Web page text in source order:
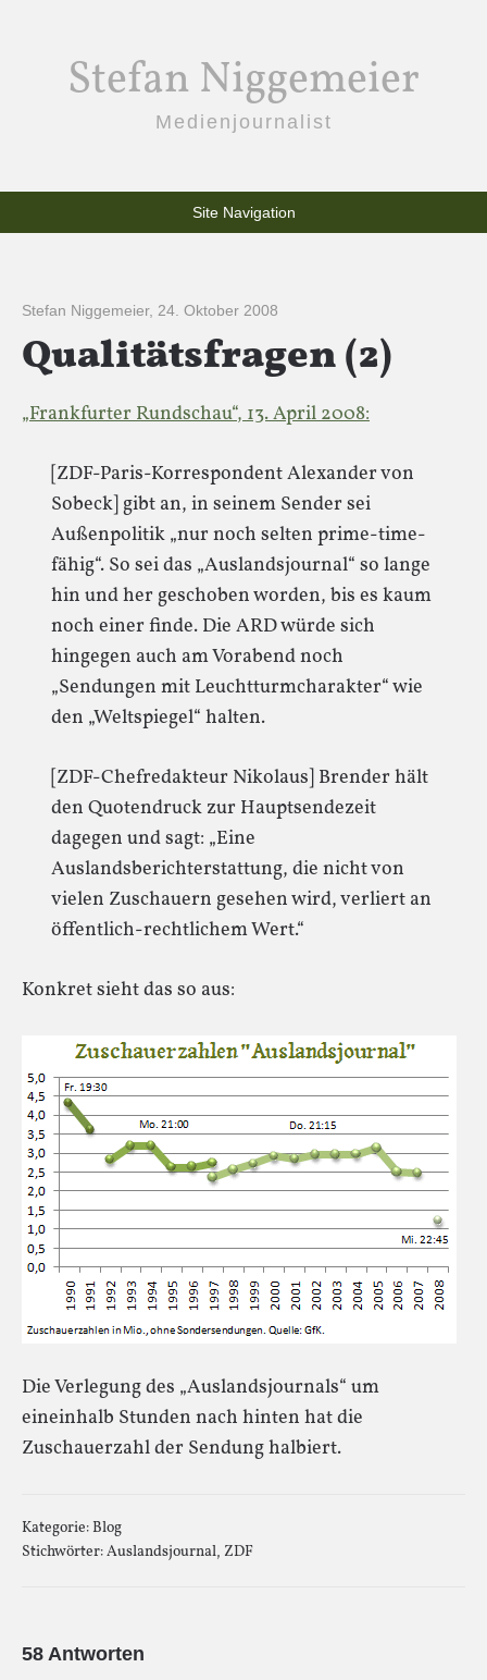
Stefan Niggemeier
Medienjournalist
Site Navigation
Stefan Niggemeier, 24. Oktober 2008
Qualitätsfragen (2)
„Frankfurter Rundschau“, 13. April 2008:
[ZDF-Paris-Korrespondent Alexander von
Sobeck] gibt an, in seinem Sender sei
Außenpolitik „nur noch selten prime-time-
fähig“. So sei das „Auslandsjournal“ so lange
hin und her geschoben worden, bis es kaum
noch einer finde. Die ARD würde sich
hingegen auch am Vorabend noch
„Sendungen mit Leuchtturmcharakter“ wie
den „Weltspiegel“ halten.
[ZDF-Chefredakteur Nikolaus] Brender hält
den Quotendruck zur Hauptsendezeit
dagegen und sagt: „Eine
Auslandsberichterstattung, die nicht von
vielen Zuschauern gesehen wird, verliert an
öffentlich-rechtlichem Wert.“
Konkret sieht das so aus:
Die Verlegung des „Auslandsjournals“ um
eineinhalb Stunden nach hinten hat die
Zuschauerzahl der Sendung halbiert.
Kategorie:Blog
Stichwörter:Auslandsjournal, ZDF
58 Antworten